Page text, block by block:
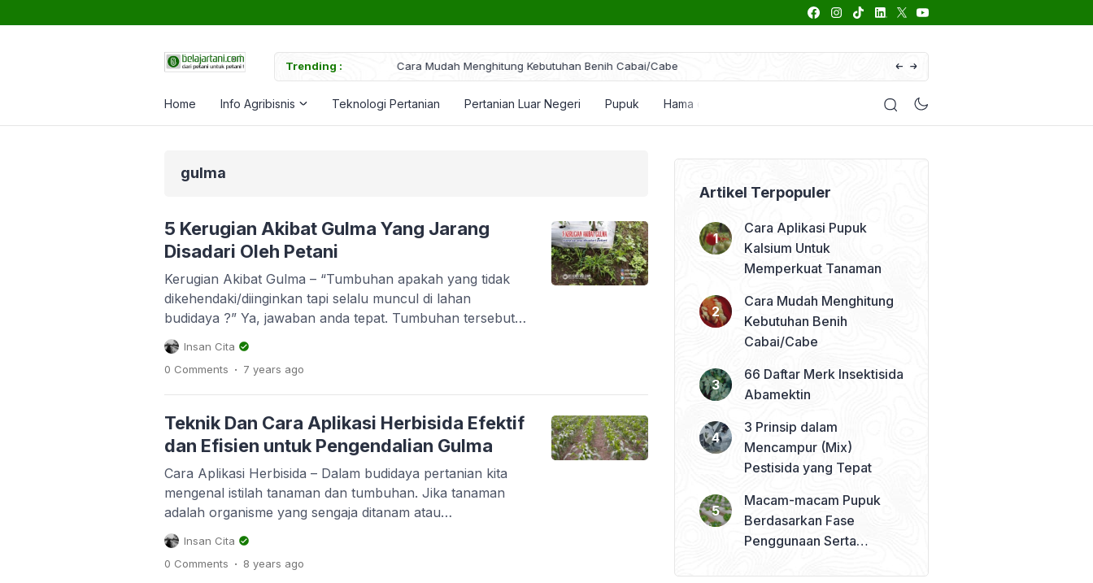
Trending : Cara Mudah Menghitung Kebutuhan Benih Cabai/Cabe 66 Daftar Merk Insektisida Abamektin
Home Info Agribisnis Teknologi Pertanian Pertanian Luar Negeri Pupuk Hama dan Penyakit Manfaat Tanaman
gulma
5 Kerugian Akibat Gulma Yang Jarang
Disadari Oleh Petani
Kerugian Akibat Gulma – “Tumbuhan apakah yang tidak
dikehendaki/diinginkan tapi selalu muncul di lahan
budidaya ?” Ya, jawaban anda tepat. Tumbuhan tersebut
bernama gulma. Gulma biasanya orang identikkan dengan
tumbuhan jenis rumput-rumputan. Namun menurut
definisi secara umum, gulma diartikan dengan tumbuhan
apa saja yang tidak ditanam tapi tumbuh bersama
tanaman budidaya. Itulah gulma, tumbuhan yang mudah
[…]
Insan Cita
0 Comments . 7 years ago
Teknik Dan Cara Aplikasi Herbisida Efektif
dan Efisien untuk Pengendalian Gulma
Cara Aplikasi Herbisida – Dalam budidaya pertanian kita
mengenal istilah tanaman dan tumbuhan. Jika tanaman
adalah organisme yang sengaja ditanam atau
dibudidayakan, maka tumbuhan lebih kepada organisme
yang tumbuh dengan sendirinya. Contoh dari tumbuhan
adalah rerumputan atau gulma. Gulma adalah salah satu
Insan Cita
0 Comments . 8 years ago
Artikel Terpopuler
Cara Aplikasi Pupuk
Kalsium Untuk
Memperkuat Tanaman
Cara Mudah Menghitung
Kebutuhan Benih
Cabai/Cabe
66 Daftar Merk Insektisida
Abamektin
3 Prinsip dalam
Mencampur (Mix)
Pestisida yang Tepat
Macam-macam Pupuk
Berdasarkan Fase
Penggunaan Serta